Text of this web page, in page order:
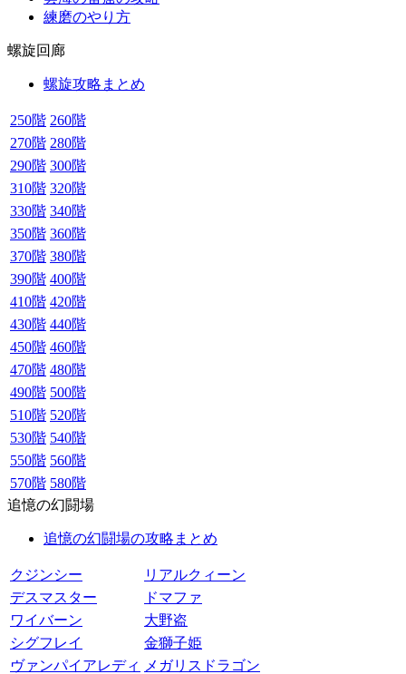
練磨のやり方
螺旋回廊
螺旋攻略まとめ
250階 260階
270階 280階
290階 300階
310階 320階
330階 340階
350階 360階
370階 380階
390階 400階
410階 420階
430階 440階
450階 460階
470階 480階
490階 500階
510階 520階
530階 540階
550階 560階
570階 580階
追憶の幻闘場
追憶の幻闘場の攻略まとめ
クジンシー
リアルクィーン
デスマスター
ドマファ
ワイバーン
大野盗
シグフレイ
金獅子姫
ヴァンパイアレディ
メガリスドラゴン